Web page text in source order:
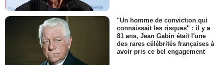
"Un homme de conviction qui
connaissait les risques" : il y a
81 ans, Jean Gabin était l'une
des rares célébrités françaises à
avoir pris ce bel engagement